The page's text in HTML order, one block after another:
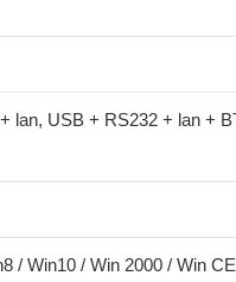
lan, USB + RS232 + lan +
/ Win10 / Win 2000 / Win